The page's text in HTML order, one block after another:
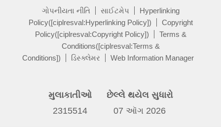
ગોપનીયતા નીતિ સાઈટમેપ
Hyperlinking
Policy([ciplresval:Hyperlinking Policy])
Copyright
Policy([ciplresval:Copyright Policy])
Terms &
Conditions([ciplresval:Terms &
Conditions])
ડિસ્ક્લેમર Web Information Manager
મુલાકાતીઓ
2315514
છેલ્લે થયેલ સુધારો
07 ઑગ 2026